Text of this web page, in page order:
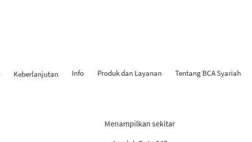
Keberlanjutan Info Produk dan Layanan Tentang BCA Syariah
Menampilkan sekitar